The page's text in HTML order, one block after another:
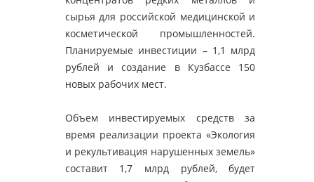
сырья для российской медицинской и
косметической промышленностей.
Планируемые инвестиции – 1,1 млрд
рублей и создание в Кузбассе 150
новых рабочих мест.
Объем инвестируемых средств за
время реализации проекта «Экология
и рекультивация нарушенных земель»
составит 1,7 млрд рублей, будет